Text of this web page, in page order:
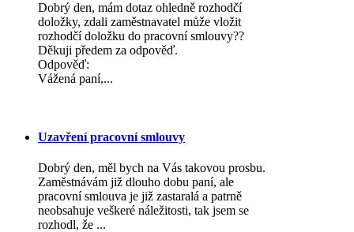
Dobrý den, mám dotaz ohledně rozhodčí
doložky, zdali zaměstnavatel může vložit
rozhodčí doložku do pracovní smlouvy??
Děkuji předem za odpověď.
Odpověď:
Vážená paní,...
Uzavření pracovní smlouvy
Dobrý den, měl bych na Vás takovou prosbu.
Zaměstnávám již dlouho dobu paní, ale
pracovní smlouva je již zastaralá a patrně
neobsahuje veškeré náležitosti, tak jsem se
rozhodl, že ...